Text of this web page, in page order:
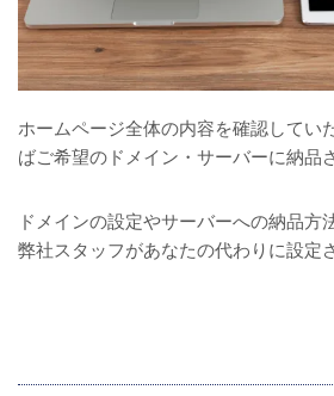
ホームページ全体の内容を確認してい
ばご希望のドメイン・サーバーに納品
ドメインの設定やサーバーへの納品方
弊社スタッフがあなたの代わりに設定